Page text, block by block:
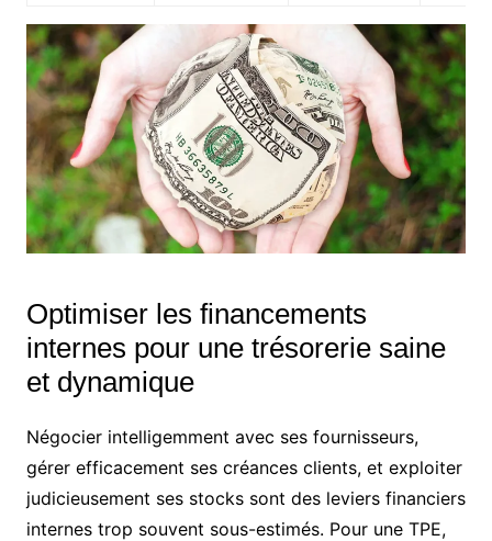
Optimiser les financements
internes pour une trésorerie saine
et dynamique
Négocier intelligemment avec ses fournisseurs,
gérer efficacement ses créances clients, et exploiter
judicieusement ses stocks sont des leviers financiers
internes trop souvent sous-estimés. Pour une TPE,